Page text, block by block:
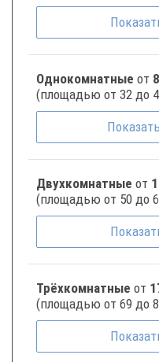
Однокомнатные от
(площадью от 32 до
Показать
Двухкомнатные от
(площадью от 50 до
Трёхкомнатные от
(площадью от 69 до